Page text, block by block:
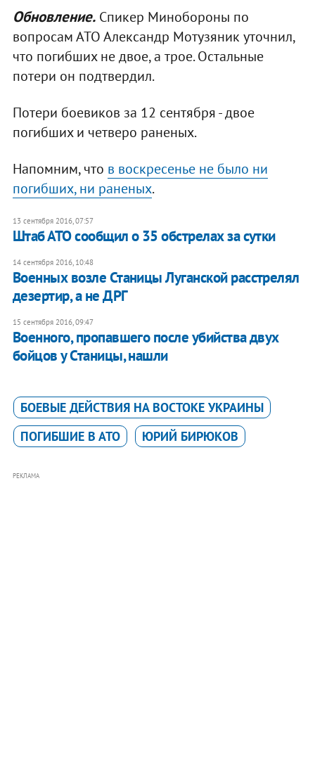
Обновление.Спикер Минобороны по
вопросам АТО Александр Мотузяник уточнил,
что погибших не двое, а трое. Остальные
потери он подтвердил.
Потери боевиков за 12 сентября - двое
погибших и четверо раненых.
Напомним, что в воскресенье не было ни
погибших, ни раненых.
13 сентября 2016, 07:57
​Штаб АТО сообщил о 35 обстрелах за сутки
14 сентября 2016, 10:48
Военных возле Станицы Луганской расстрелял
дезертир, а не ДРГ
15 сентября 2016, 09:47
Военного, пропавшего после убийства двух
бойцов у Станицы, нашли
БОЕВЫЕ ДЕЙСТВИЯ НА ВОСТОКЕ УКРАИНЫ
ПОГИБШИЕ В АТО
ЮРИЙ БИРЮКОВ
РЕКЛАМА